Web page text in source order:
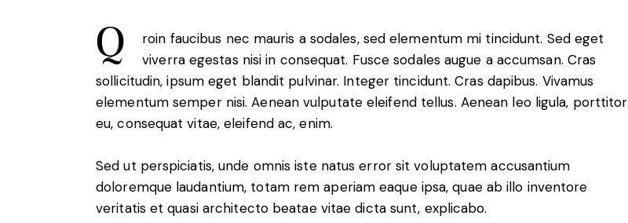
Q
roin faucibus nec mauris a sodales, sed elementum mi tincidunt. Sed eget
viverra egestas nisi in consequat. Fusce sodales augue a accumsan. Cras
sollicitudin, ipsum eget blandit pulvinar. Integer tincidunt. Cras dapibus. Vivamus
elementum semper nisi. Aenean vulputate eleifend tellus. Aenean leo ligula, porttitor
eu, consequat vitae, eleifend ac, enim.
Sed ut perspiciatis, unde omnis iste natus error sit voluptatem accusantium
doloremque laudantium, totam rem aperiam eaque ipsa, quae ab illo inventore
veritatis et quasi architecto beatae vitae dicta sunt, explicabo.